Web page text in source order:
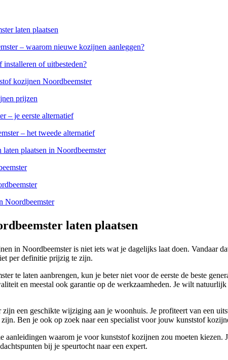
laten plaatsen
– waarom nieuwe kozijnen aanleggen?
of uitbesteden?
kozijnen Noordbeemster
prijzen
– je eerste alternatief
– het tweede alternatief
plaatsen in Noordbeemster
Noordbeemster
laten plaatsen
in Noordbeemster is niet iets wat je dagelijks laat doen.
per definitie prijzig te zijn.
te laten aanbrengen, kun je beter niet voor de eerste de beste
en meestal ook garantie op de werkzaamheden. Je wilt
een geschikte wijziging aan je woonhuis. Je profiteert van een
Ben je ook op zoek naar een specialist voor jouw kunststof
aanleidingen waarom je voor kunststof kozijnen zou moeten
bij je speurtocht naar een expert.